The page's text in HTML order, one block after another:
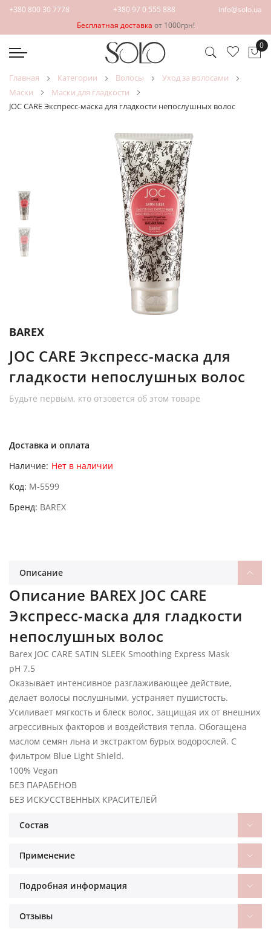
+380 800 30 7778 +380 97 0 555 888
info@solo.ua
Бесплатная доставка от 1000грн!
0
главная категории волосы
уход за волосами
маски
маски для гладкости
JOC CARE Экспресс-маска для гладкости непослушных волос
галереям
изображений
изображений
BAREX
JOC CARE Экспресс-маска для
гладкости непослушных волос
Будьте первым, кто отзовется об этом товаре
Доставка и оплата
Наличие: Нет в наличии
Код M-5599
Бренд BAREX
Описание
Описание BAREX JOC CARE
Экспресс-маска для гладкости
непослушных волос
Barex JOC CARE SATIN SLEEK Smoothing Express Mask
pH 7.5
Оказывает интенсивное разглаживающее действие,
делает волосы послушными, устраняет пушистость.
Усиливает мягкость и блеск волос, защищая их от внешних
агрессивных факторов и воздействия тепла. Обогащена
маслом семян льна и экстрактом бурых водорослей. С
фильтром Blue Light Shield.
100% Vegan
БЕЗ ПАРАБЕНОВ
БЕЗ ИСКУССТВЕННЫХ КРАСИТЕЛЕЙ
Состав
Применение
Подробная информация
Отзывы